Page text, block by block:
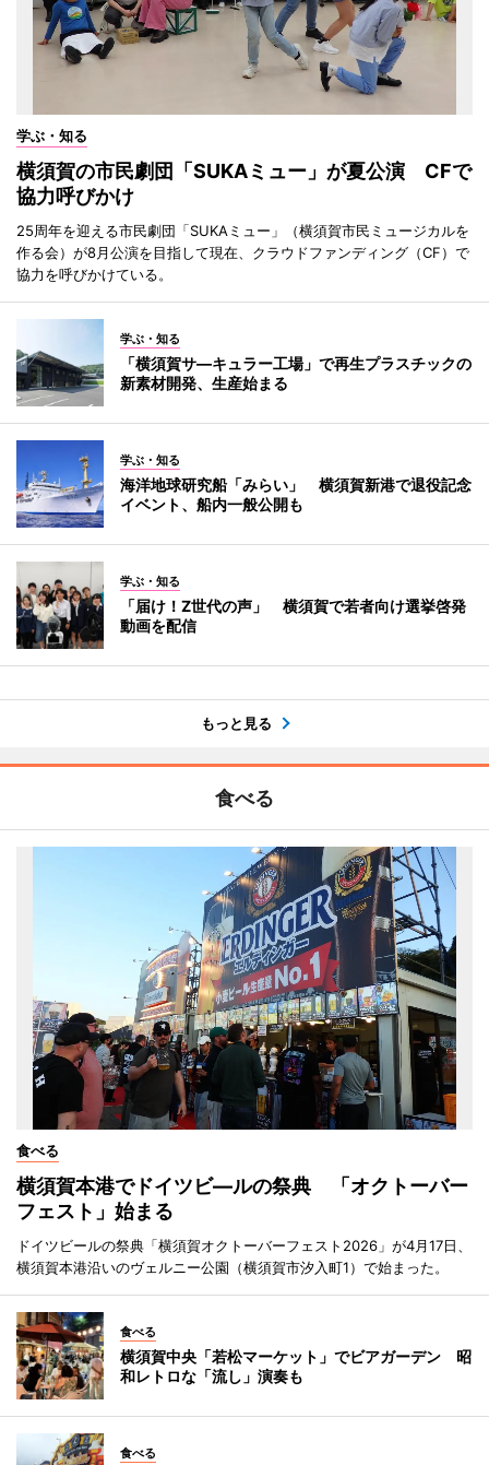
学ぶ・知る
横須賀の市民劇団「SUKAミュー」が夏公演 CFで
協力呼びかけ
25周年を迎える市民劇団「SUKAミュー」（横須賀市民ミュージカルを
作る会）が8月公演を目指して現在、クラウドファンディング（CF）で
協力を呼びかけている。
学ぶ・知る
「横須賀サ―キュラー工場」で再生プラスチックの
新素材開発、生産始まる
学ぶ・知る
海洋地球研究船「みらい」 横須賀新港で退役記念
イベント、船内一般公開も
学ぶ・知る
「届け！Z世代の声」 横須賀で若者向け選挙啓発
動画を配信
もっと見る
食べる
食べる
横須賀本港でドイツビ―ルの祭典 「オクトーバー
フェスト」始まる
ドイツビールの祭典「横須賀オクトーバーフェスト2026」が4月17日、
横須賀本港沿いのヴェルニー公園（横須賀市汐入町1）で始まった。
食べる
横須賀中央「若松マーケット」でビアガーデン 昭
和レトロな「流し」演奏も
食べる